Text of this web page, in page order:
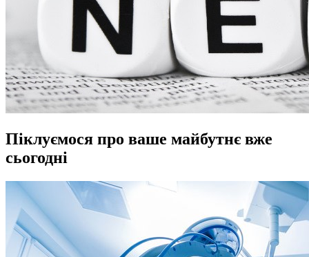
Піклуємося про ваше майбутнє вже
сьогодні